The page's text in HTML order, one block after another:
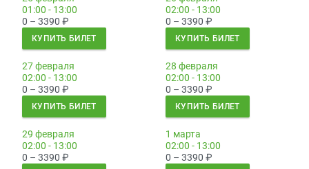
01:00 - 13:00
0 – 3390 ₽
КУПИТЬ БИЛЕТ
02:00 - 13:00
0 – 3390 ₽
КУПИТЬ БИЛЕТ
27 февраля
02:00 - 13:00
0 – 3390 ₽
КУПИТЬ БИЛЕТ
28 февраля
02:00 - 13:00
0 – 3390 ₽
КУПИТЬ БИЛЕТ
29 февраля
02:00 - 13:00
0 – 3390 ₽
1 марта
02:00 - 13:00
0 – 3390 ₽